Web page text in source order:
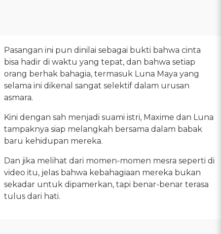
Pasangan ini pun dinilai sebagai bukti bahwa cinta
bisa hadir di waktu yang tepat, dan bahwa setiap
orang berhak bahagia, termasuk Luna Maya yang
selama ini dikenal sangat selektif dalam urusan
asmara.
Kini dengan sah menjadi suami istri, Maxime dan Luna
tampaknya siap melangkah bersama dalam babak
baru kehidupan mereka.
Dan jika melihat dari momen-momen mesra seperti di
video itu, jelas bahwa kebahagiaan mereka bukan
sekadar untuk dipamerkan, tapi benar-benar terasa
tulus dari hati.